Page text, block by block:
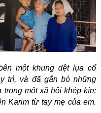
một khung dệt lụa cổ
trì, và đã gắn bó những
một xã hội khép kín;
Karim từ tay mẹ của em.